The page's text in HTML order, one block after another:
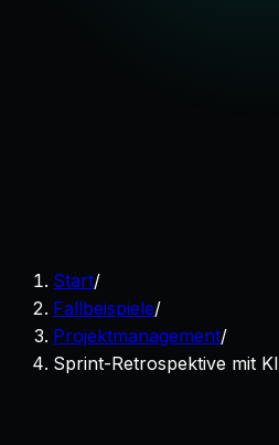
Start/
Fallbeispiele/
Projektmanagement/
Sprint-Retrospektive mit KI